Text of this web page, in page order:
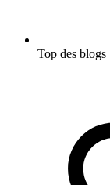
Top des blogs